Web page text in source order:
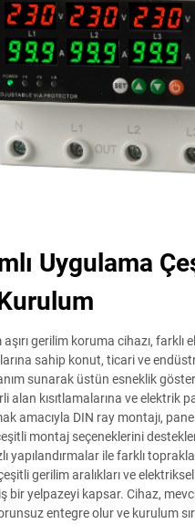
Uygulama
gerilim koruma cihazı, farklı
sahip konut, ticari ve
sunarak üstün esneklik
alan kısıtlamalarına ve elektrik
amacıyla DIN ray montajı,
montaj seçeneklerini
yapılandırmalar ile farklı
gerilim aralıkları ve
bir yelpazeyi kapsar. Cihaz,
entegre olur ve kurulum